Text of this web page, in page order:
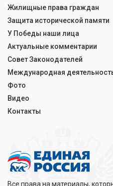
Все права на материалы,
Жилищные права граждан
Защита исторической памяти
У Победы наши лица
Актуальные комментарии
Совет Законодателей
Международная
Фото
Видео
Контакты